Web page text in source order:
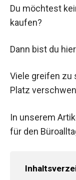
Du möchtest
kaufen?
Dann bist du
Viele greifen zu
Platz
In unserem
für den